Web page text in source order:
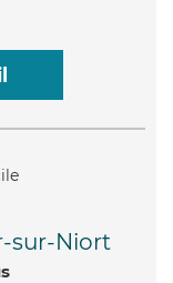
sur-Niort